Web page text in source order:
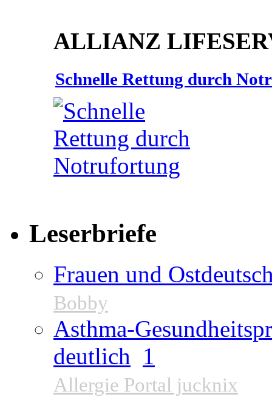
ALLIANZ
Schnelle Rettung durch
Leserbriefe
Frauen und
Bobby
Asthma-
deutlich 1
Allergie Portal jucknix